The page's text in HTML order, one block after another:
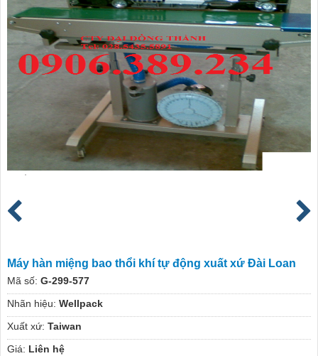
Máy hàn miệng bao thổi khí tự động xuất xứ Đài Loan
Mã số: G-299-577
Nhãn hiệu: Wellpack
Xuất xứ: Taiwan
Giá: Liên hệ